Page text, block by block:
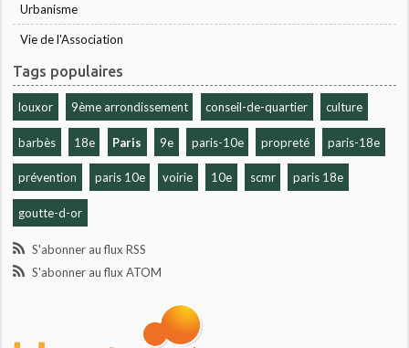
Urbanisme
Vie de l'Association
Tags populaires
louxor 9ème arrondissement conseil-de-quartier culture
barbès 18e Paris 9e paris-10e propreté paris-18e
prévention paris 10e voirie 10e scmr paris 18e
goutte-d-or
S'abonner au flux RSS
S'abonner au flux ATOM